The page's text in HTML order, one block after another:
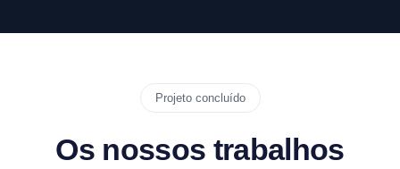
Projeto concluído
Os nossos trabalhos